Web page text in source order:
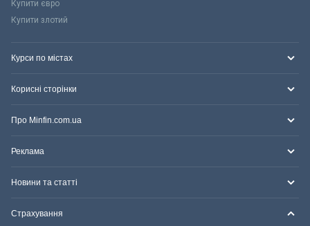
Купити євро
Купити злотий
Курси по містах
Корисні сторінки
Про Minfin.com.ua
Реклама
Новини та статті
Страхування